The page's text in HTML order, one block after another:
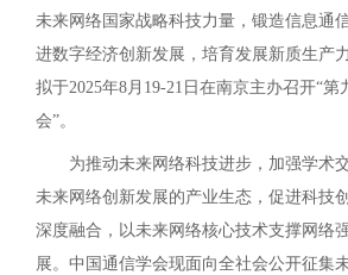
未来网络国家战略科技力量，锻造信息通
进数字经济创新发展，培育发展新质生产
拟于2025年8月19-21日在南京主办召开“
会”。
为推动未来网络科技进步，加强学术
未来网络创新发展的产业生态，促进科技
深度融合，以未来网络核心技术支撑网络
展。中国通信学会现面向全社会公开征集